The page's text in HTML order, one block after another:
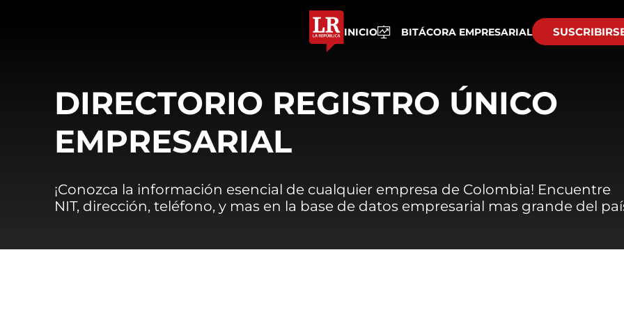
INICIO BITÁCORA EMPRESARIAL
DIRECTORIO REGISTRO ÚNICO
EMPRESARIAL
¡Conozca la información esencial de cualquier empresa de Colombia! Encuentre
NIT, dirección, teléfono, y mas en la base de datos empresarial mas grande del